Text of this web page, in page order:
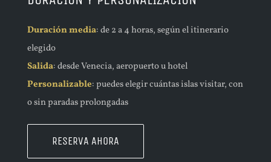
Duración media: de 2 a 4 horas, según el itinerario
elegido
Salida: desde Venecia, aeropuerto u hotel
Personalizable: puedes elegir cuántas islas visitar, con
o sin paradas prolongadas
RESERVA AHORA